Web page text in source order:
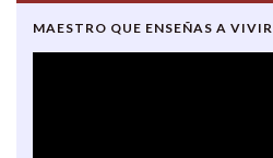
MAESTRO QUE ENSEÑAS A VIVIR